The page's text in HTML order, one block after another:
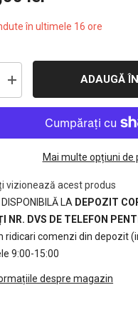
în ultimele 16 ore
Creșteți
cantitatea
pentru
Acoperisuri
-
gri
ADAUGĂ
Mai multe opțiuni de
vizionează acest produs
DISPONIBILĂ LA DEPOZIT
NR. DVS DE TELEFON
ridicari comenzi din depozit
9:00-15:00
despre magazin